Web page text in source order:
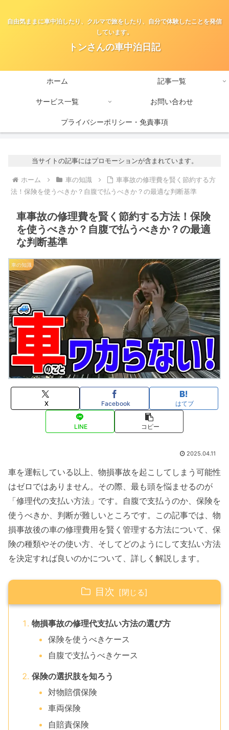
自由気ままに車中泊したり、クルマで旅をしたり、自分で体験したことを発信
しています。
トンさんの車中泊日記
ホーム 記事一覧
サービス一覧 お問い合わせ
プライバシーポリシー・免責事項
当サイトの記事にはプロモーションが含まれています。
ホーム 車の知識
車事故の修理費を賢く節約する方
法！保険を使うべきか？自腹で払うべきか？の最適な判断基準
車事故の修理費を賢く節約する方法！保険
を使うべきか？自腹で払うべきか？の最適
な判断基準
車の知識
X Facebook はてブ
LINE コピー
2025.04.11
車を運転している以上、物損事故を起こしてしまう可能性
はゼロではありません。その際、最も頭を悩ませるのが
「修理代の支払い方法」です。自腹で支払うのか、保険を
使うべきか、判断が難しいところです。この記事では、物
損事故後の車の修理費用を賢く管理する方法について、保
険の種類やその使い方、そしてどのようにして支払い方法
を決定すれば良いのかについて、詳しく解説します。
目次
物損事故の修理代支払い方法の選び方
保険を使うべきケース
自腹で支払うべきケース
保険の選択肢を知ろう
対物賠償保険
車両保険
自賠責保険